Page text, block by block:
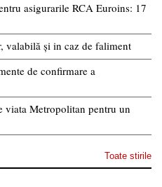
asigurarile RCA Euroins: 17
valabilă și in caz de faliment
de confirmare a
viata Metropolitan pentru un
Toate stirile